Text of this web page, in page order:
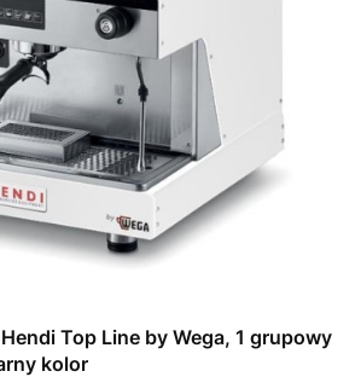
Top Line by Wega, 1 grupowy
kolor